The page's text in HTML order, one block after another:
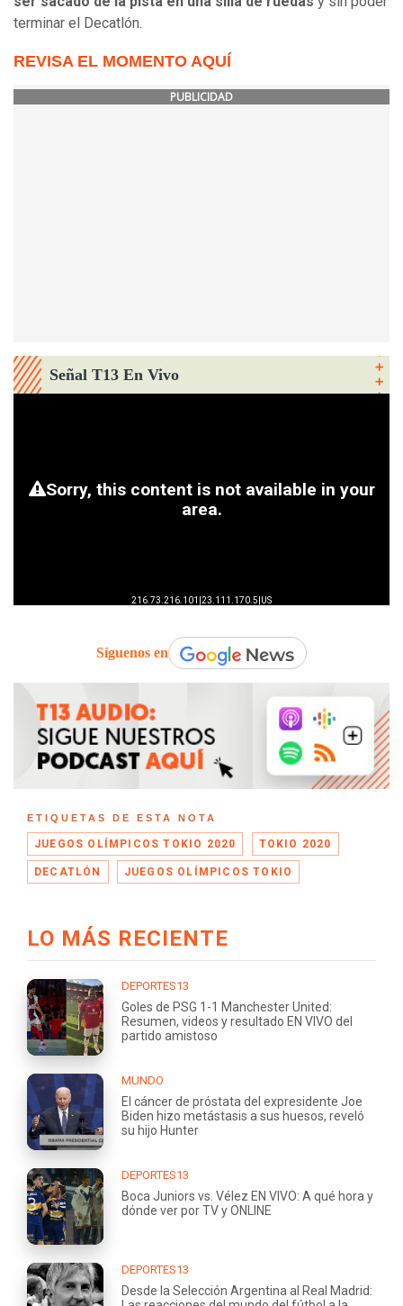
terminar el Decatlón.
REVISA EL MOMENTO AQUÍ
PUBLICIDAD
Señal T13 En Vivo
Síguenos en
ETIQUETAS DE ESTA NOTA
JUEGOS OLÍMPICOS TOKIO 2020 TOKIO 2020
DECATLÓN JUEGOS OLÍMPICOS TOKIO
LO MÁS RECIENTE
DEPORTES13
Goles de PSG 1-1 Manchester United:
Resumen, videos y resultado EN VIVO del
partido amistoso
MUNDO
El cáncer de próstata del expresidente Joe
Biden hizo metástasis a sus huesos, reveló
su hijo Hunter
DEPORTES13
Boca Juniors vs. Vélez EN VIVO: A qué hora y
dónde ver por TV y ONLINE
DEPORTES13
Desde la Selección Argentina al Real Madrid: